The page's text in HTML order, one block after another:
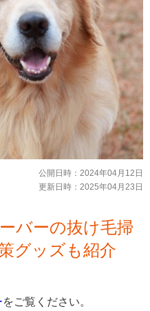
公開日時： 2024年04月12日
更新日時： 2025年04月23日
バーの抜け毛掃
グッズも紹介
をご覧ください。